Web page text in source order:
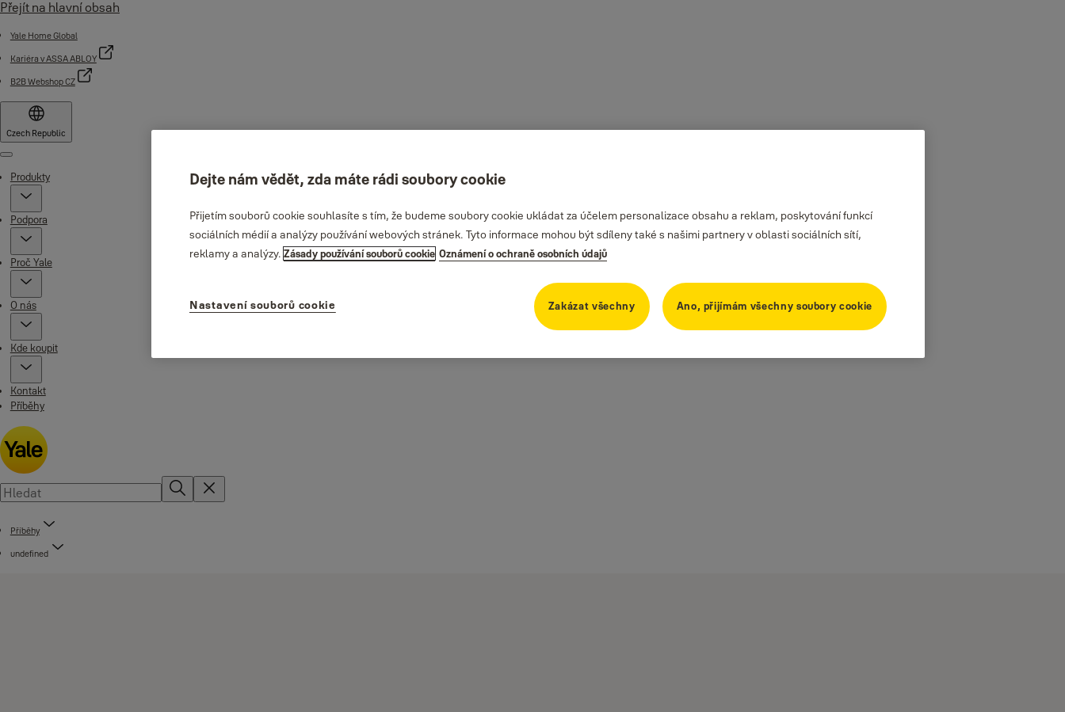
Přejít na hlavní obsah
Yale Home Global
Kariéra v ASSA ABLOY
B2B Webshop CZ
Czech Republic
Menu
Produkty
Podpora
Proč Yale
O nás
Kde koupit
Kontakt
Příběhy
Příběhy
undefined
Dejte nám vědět, zda máte rádi soubory cookie
Přijetím souborů cookie souhlasíte s tím, že budeme soubory cookie ukládat za účelem personalizace obsahu a reklam, poskytování funkcí
sociálních médií a analýzy používání webových stránek. Tyto informace mohou být sdíleny také s našimi partnery v oblasti sociálních sítí,
reklamy a analýzy. Zásady používání souborů cookie Oznámení o ochraně osobních údajů
Zakázat všechny Ano, přijímám všechny soubory cookie
Nastavení souborů cookie